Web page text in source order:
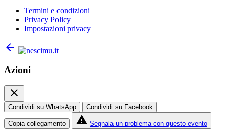
Termini e condizioni
Privacy Policy
Impostazioni privacy
arrow_back
Azioni
close
Condividi su WhatsApp Condividi su Facebook
Copia collegamento report_problem Segnala un problema con questo evento